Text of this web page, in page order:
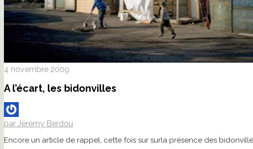
4 novembre 2009
A l’écart, les bidonvilles
par Jérémy Berdou
Encore un article de rappel, cette fois sur surla présence des